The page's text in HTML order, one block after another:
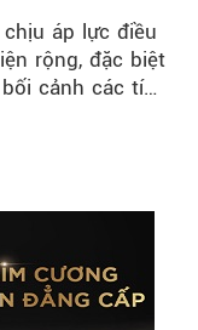
áp lực điều
rộng, đặc biệt
cảnh các tín